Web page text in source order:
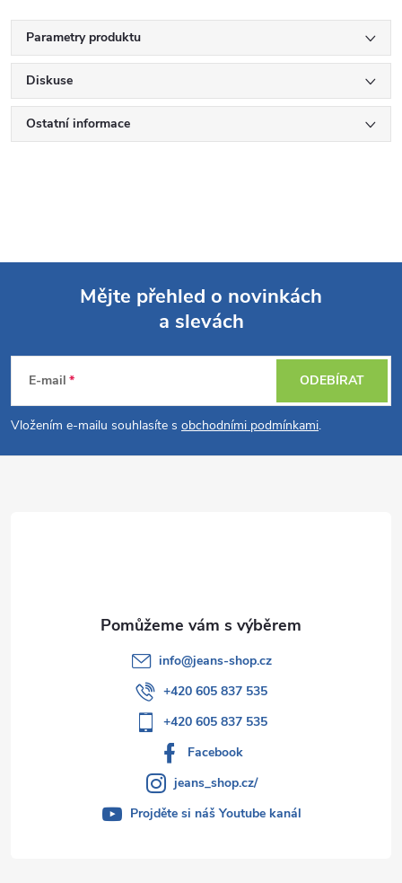
Parametry produktu
Diskuse
Ostatní informace
p
a
Mějte přehled o novinkách
a slevách
E-mail
Vložením e-mailu souhlasíte s obchodními podmínkami.
ODEBÍRAT
info@jeans-shop.cz
+420 605 837 535
+420 605 837 535
Facebook
jeans_shop.cz/
Projděte si náš Youtube kanál